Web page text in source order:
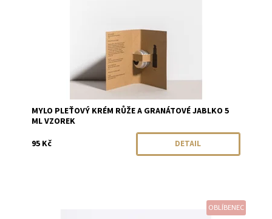
MYLO PLEŤOVÝ KRÉM RŮŽE A GRANÁTOVÉ JABLKO 5
ML VZOREK
95 Kč
DETAIL
OBLÍBENEC